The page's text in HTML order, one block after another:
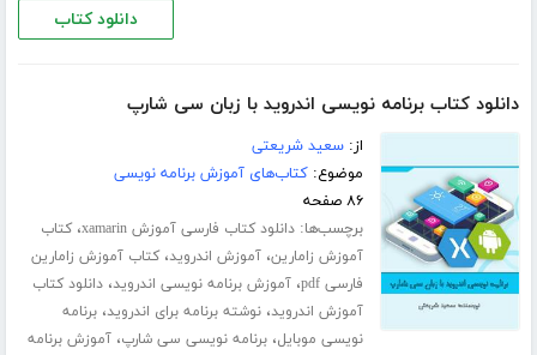
دانلود کتاب
دانلود کتاب برنامه نویسی اندروید با زبان سی شارپ
از:سعید شریعتی
موضوع:کتاب‌های آموزش برنامه نویسی
۸۶ صفحه
برچسب‌ها:دانلود کتاب فارسی آموزش xamarin ،کتاب
آموزش زامارین،آموزش اندروید،کتاب آموزش زامارین
فارسی pdf
،آموزش برنامه نویسی اندروید،دانلود کتاب
آموزش اندروید،نوشته برنامه برای اندروید،برنامه
نویسی موبایل،برنامه نویسی سی شارپ،آموزش برنامه